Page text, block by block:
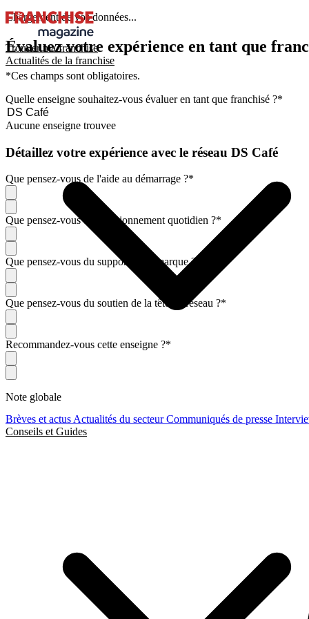
Trouver ma franchise
Actualités de la franchise
Brèves et actus Actualités du secteurCommuniqués de presse
Conseils et Guides
Chargement de vos données...
Évaluez votre expérience en tant que
*Ces champs sont obligatoires.
Quelle enseigne souhaitez-vous évaluer en tant que franchisé ?*
Aucune enseigne trouvee
Détaillez votre expérience avec le réseau DS Café
Que pensez-vous de l'aide au démarrage ?*
Que pensez-vous du fonctionnement quotidien ?*
Que pensez-vous du support de la marque ?
Que pensez-vous du soutien de la tête de réseau ?*
Recommandez-vous cette enseigne ?*
Note globale